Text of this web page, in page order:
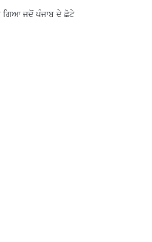
ਗਿਆ ਜਦੋਂ ਪੰਜਾਬ ਦੇ ਛੋਟੇ